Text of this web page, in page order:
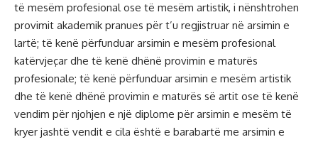
të mesëm profesional ose të mesëm artistik, i nënshtrohen
provimit akademik pranues për t’u regjistruar në arsimin e
lartë; të kenë përfunduar arsimin e mesëm profesional
katërvjeçar dhe të kenë dhënë provimin e maturës
profesionale; të kenë përfunduar arsimin e mesëm artistik
dhe të kenë dhënë provimin e maturës së artit ose të kenë
vendim për njohjen e një diplome për arsimin e mesëm të
kryer jashtë vendit e cila është e barabartë me arsimin e